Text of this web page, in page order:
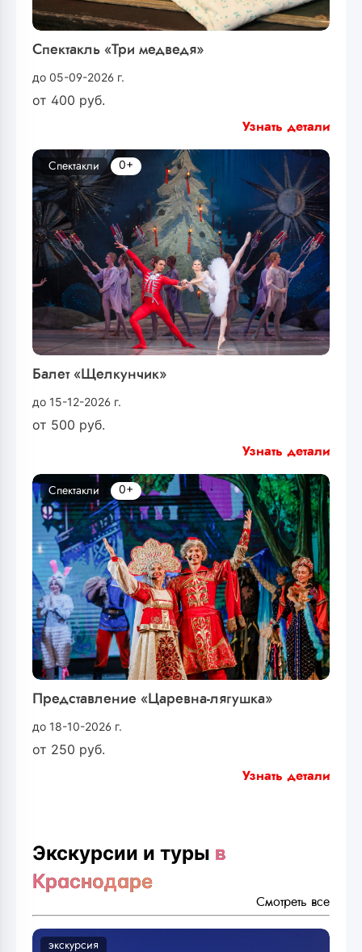
Спектакль «Три медведя»
до 05-09-2026 г.
от 400 руб.
Узнать детали
Балет «Щелкунчик»
до 15-12-2026 г.
от 500 руб.
Спектакли 0+
Узнать детали
Представление «Царевна-лягушка»
до 18-10-2026 г.
от 250 руб.
Спектакли 0+
Узнать детали
Экскурсии и туры в
Краснодаре
Смотреть все
экскурсия